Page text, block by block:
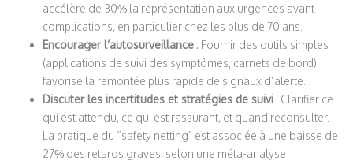
accélère de 30% la représentation aux urgences avant
complications, en particulier chez les plus de 70 ans.
Encourager l’autosurveillance : Fournir des outils simples
(applications de suivi des symptômes, carnets de bord)
favorise la remontée plus rapide de signaux d’alerte.
Discuter les incertitudes et stratégies de suivi : Clarifier ce
qui est attendu, ce qui est rassurant, et quand reconsulter.
La pratique du “safety netting” est associée à une baisse de
27% des retards graves, selon une méta-analyse